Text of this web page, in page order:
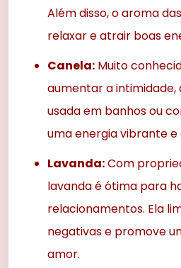
Além disso, o aroma
relaxar e atrair boas
Canela: Muito
aumentar a intimidade,
usada em banhos ou
uma energia vibrante e
Lavanda:Com
lavanda é ótima para
relacionamentos. Ela
negativas e promove
amor.